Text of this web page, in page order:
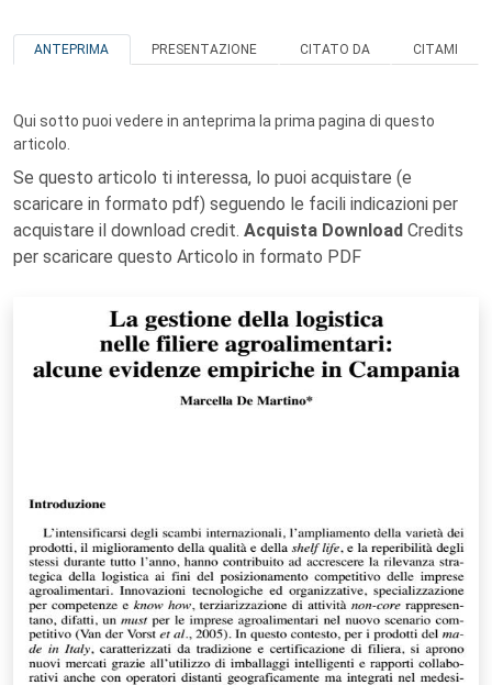
ANTEPRIMA PRESENTAZIONE CITATO DA CITAMI
Qui sotto puoi vedere in anteprima la prima pagina di questo
articolo.
Se questo articolo ti interessa, lo puoi acquistare (e
scaricare in formato pdf) seguendo le facili indicazioni per
acquistare il download credit. Acquista Download Credits
per scaricare questo Articolo in formato PDF